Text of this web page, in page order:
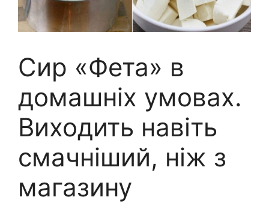
Сир «Фета» в
домашніх умовах.
Виходить навіть
смачніший, ніж з
магазину